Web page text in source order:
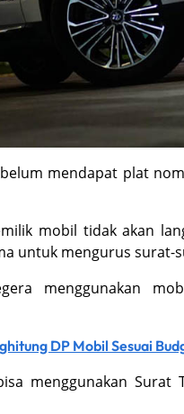
mendapat plat
mobil tidak akan
untuk mengurus surat-
menggunakan
DP Mobil Sesuai
menggunakan Surat